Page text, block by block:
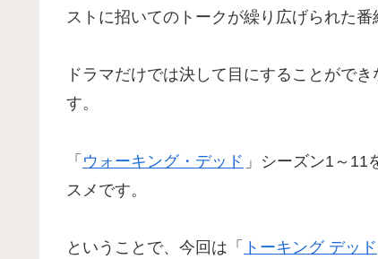
ストに招いてのトークが繰り広げられた番
ドラマだけでは決して目にすることがで
す。
「 ウォーキング・デッド 」シーズン1～11
スメです。
ということで、今回は「 トーキング デッド